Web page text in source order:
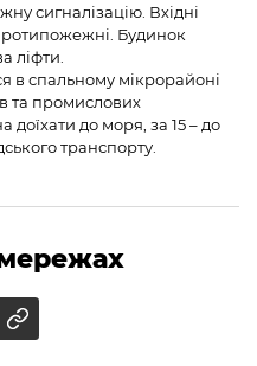
сигналізацію. Вхідні
Будинок
ліфти.
в спальному мікрорайоні
та промислових
до моря, за 15 – до
транспорту.